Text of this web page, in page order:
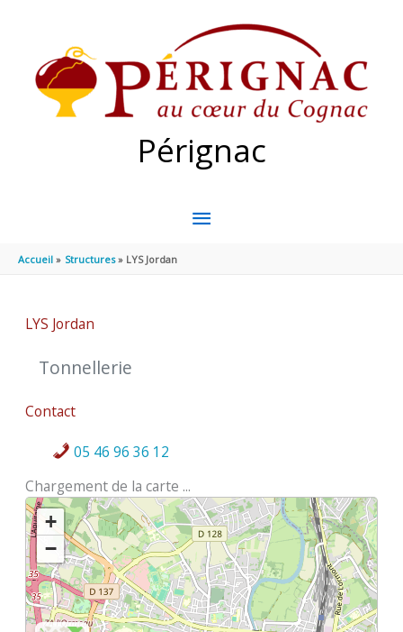
Pérignac
MENU
Accueil Structures LYS Jordan
LYS Jordan
Tonnellerie
Contact
05 46 96 36 12
Chargement de la carte ...
+
−